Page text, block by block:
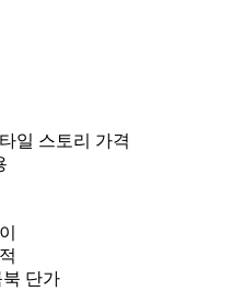
일 스토리 가격
단가